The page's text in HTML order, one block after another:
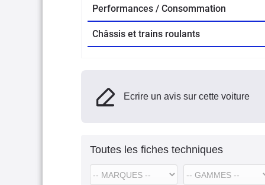
Performances / Consommation
Châssis et trains roulants
Ecrire un avis sur cette voiture
Toutes les fiches techniques